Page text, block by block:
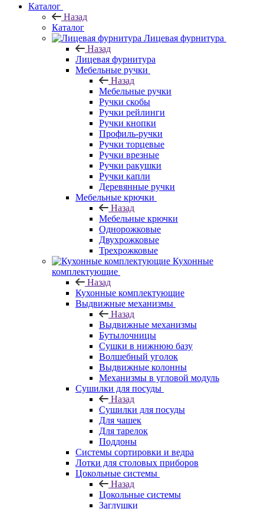
Каталог
Назад
Каталог
Лицевая фурнитура
Назад
Лицевая фурнитура
Мебельные ручки
Назад
Мебельные ручки
Ручки скобы
Ручки рейлинги
Ручки кнопки
Профиль-ручки
Ручки торцевые
Ручки врезные
Ручки ракушки
Ручки капли
Деревянные ручки
Мебельные крючки
Назад
Мебельные крючки
Однорожковые
Двухрожковые
Трехрожковые
Кухонные
комплектующие
Назад
Кухонные комплектующие
Выдвижные механизмы
Назад
Выдвижные механизмы
Бутылочницы
Сушки в нижнюю базу
Волшебный уголок
Выдвижные колонны
Механизмы в угловой модуль
Сушилки для посуды
Назад
Сушилки для посуды
Для чашек
Для тарелок
Поддоны
Системы сортировки и ведра
Лотки для столовых приборов
Цокольные системы
Назад
Цокольные системы
Заглушки